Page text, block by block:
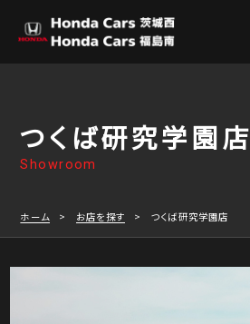
Showroom
つくば研究学園店
ホーム お店を探す つくば研究学園店